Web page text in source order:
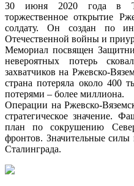
30 июня 2020 года в
торжественное открытие
солдату. Он создан по
Отечественной войны и
Мемориал посвящен
невероятных потерь
захватчиков на Ржевско-
страна потеряла около 400
потерями – более миллиона.
Операции на Ржевско-
стратегическое значение.
план по сокрушению
фронтов. Значительные
Сталинграда.